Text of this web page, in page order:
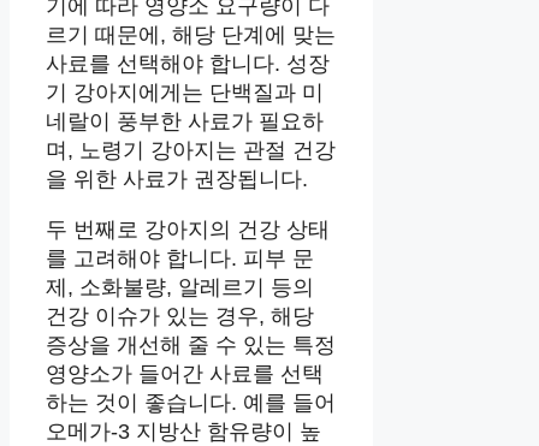
기에 따라 영양소 요구량이 다
르기 때문에, 해당 단계에 맞는
사료를 선택해야 합니다. 성장
기 강아지에게는 단백질과 미
네랄이 풍부한 사료가 필요하
며, 노령기 강아지는 관절 건강
을 위한 사료가 권장됩니다.
두 번째로 강아지의 건강 상태
를 고려해야 합니다. 피부 문
제, 소화불량, 알레르기 등의
건강 이슈가 있는 경우, 해당
증상을 개선해 줄 수 있는 특정
영양소가 들어간 사료를 선택
하는 것이 좋습니다. 예를 들어
오메가-3 지방산 함유량이 높